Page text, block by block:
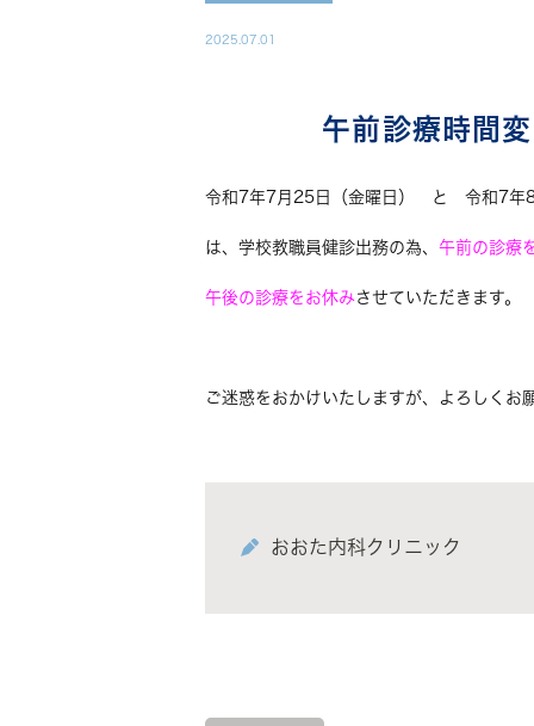
2025.07.01
午前診療時間
令和7年7月25日（金曜日） と 令和7年
は、学校教職員健診出務の為、 午前の診療
午後の診療をお休みさせていただきます。
ご迷惑をおかけいたしますが、よろしくお
おおた内科クリニック